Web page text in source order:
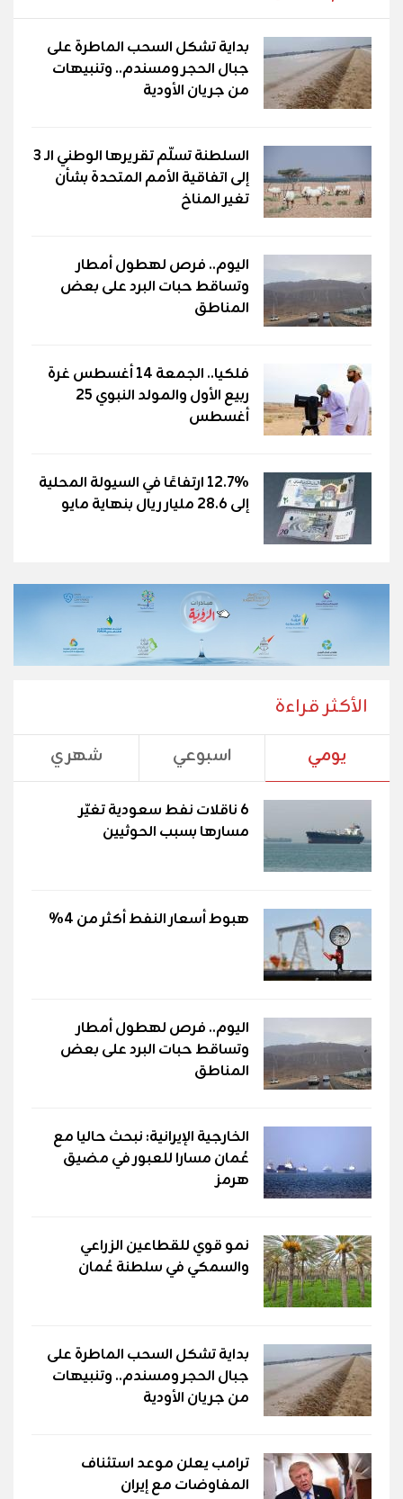
بداية تشكل السحب الماطرة على
جبال الحجر ومسندم.. وتنبيهات
من جريان الأودية
السلطنة تسلّم تقريرها الوطني الـ 3
إلى اتفاقية الأمم المتحدة بشأن
تغير المناخ
اليوم.. فرص لهطول أمطار
وتساقط حبات البرد على بعض
المناطق
فلكيا.. الجمعة 14 أغسطس غرة
ربيع الأول والمولد النبوي 25
أغسطس
12.7% ارتفاعًا في السيولة المحلية
إلى 28.6 مليار ريال بنهاية مايو
الأكثر قراءة
يومي اسبوعي شهري
6 ناقلات نفط سعودية تغيّر
مسارها بسبب الحوثيين
هبوط أسعار النفط أكثر من 4%
اليوم.. فرص لهطول أمطار
وتساقط حبات البرد على بعض
المناطق
الخارجية الإيرانية: نبحث حاليا مع
عُمان مسارا للعبور في مضيق
هرمز
نمو قوي للقطاعين الزراعي
والسمكي في سلطنة عُمان
بداية تشكل السحب الماطرة على
جبال الحجر ومسندم.. وتنبيهات
من جريان الأودية
ترامب يعلن موعد استئناف
المفاوضات مع إيران